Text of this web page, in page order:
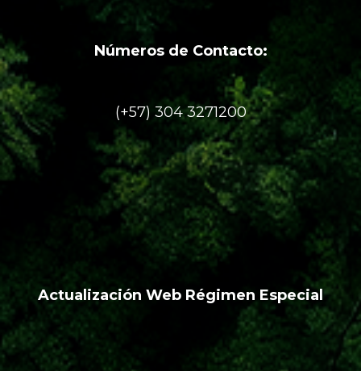
Números de Contacto:
(+57) 304 3271200
Actualización Web Régimen Especial